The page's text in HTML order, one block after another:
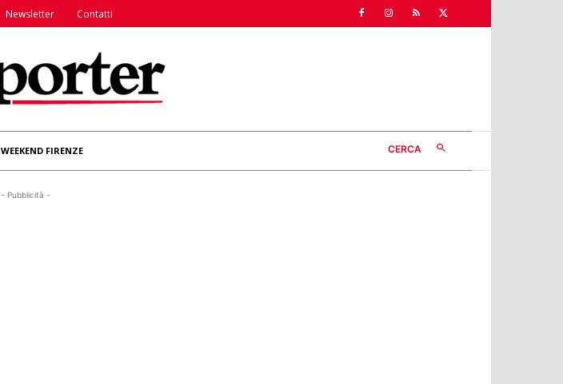
Newsletter Contatti
WEEKEND FIRENZE CERCA
- Pubblicità -